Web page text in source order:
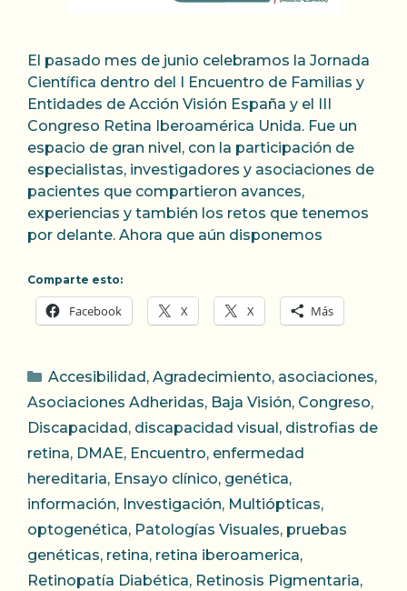
El pasado mes de junio celebramos la Jornada
Científica dentro del I Encuentro de Familias y
Entidades de Acción Visión España y el III
Congreso Retina Iberoamérica Unida. Fue un
espacio de gran nivel, con la participación de
especialistas, investigadores y asociaciones de
pacientes que compartieron avances,
experiencias y también los retos que tenemos
por delante. Ahora que aún disponemos
Comparte esto:
Facebook X X Más
Categorías
Accesibilidad , Agradecimiento, asociaciones,
Asociaciones Adheridas, Baja Visión, Congreso,
Discapacidad , discapacidad visual , distrofias de
retina, DMAE, Encuentro, enfermedad
hereditaria, Ensayo clínico, genética,
información, Investigación, Multiópticas,
optogenética, Patologías Visuales, pruebas
genéticas, retina, retina iberoamerica,
Retinopatía Diabética, Retinosis Pigmentaria,